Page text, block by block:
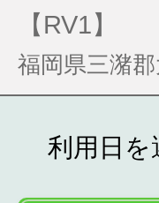
【RV1】
福岡県三潴
利用日を